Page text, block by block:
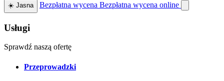
☀️ Jasna Bezpłatna wycena Bezpłatna wycena online
Usługi
Sprawdź naszą ofertę
Przeprowadzki